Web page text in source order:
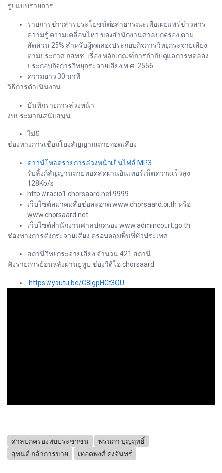
รูปแบบรายการ
รายการข่าวสารประโยชน์ต่อสาธารณะเพื่อเผยแพร่ข่าวสาร
ความรู้ ความเคลื่อนไหว ของสำนักงานศาลปกครอง ตาม
สัดส่วน 25% สำหรับผู้ทดลองประกอบกิจการวิทยุกระจายเสียง
ตามประกาศ กสทช. เรื่อง หลักเกณฑ์การกำกับดูแลการทดลอง
ประกอบกิจการวิทยุกระจายเสียง พ.ศ. 2556
ความยาว 30 นาที
วิธีการดำเนินงาน
บันทึกรายการล่วงหน้า
งบประมาณสนับสนุน
ไม่มี
ช่องทางการเชื่อมโยงสัญญาณถ่ายทอดเสียง
ดาวน์โหลดรายการล่วงหน้าเป็นไฟล์.MP3
รับลิ้งก์สัญญานถ่ายทอดสดผ่านอินเทอร์เน็ตความเร็วสูง
128Kb/s
http://radio1.chorsaard.net:9999
เว็บไซต์สมาคมสื่อช่อสะอาด www.chorsaard.or.th หรือ
www.chorsaard.net
เว็บไซต์สำนักงานศาลปกครอง www.admincourt.go.th
ช่องทางการส่งกระจายเสียง ครอบคลุมพื้นที่ทั่วประเทศ
สถานีวิทยุกระจายเสียง จำนวน 421 สถานี
ฟังรายการย้อนหลังผ่านยูทูป ช่องวีดีโอ chorsaard
https://youtu.be/C8lgpHCt3OU
ศาลปกครองพบประชาชน
พรนภา บุญฤทธิ์
สุทนต์ กล้าการขาย
เทอดพงศ์ คงจันทร์